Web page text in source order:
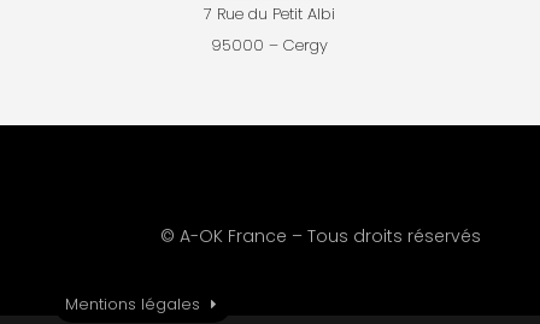
7 Rue du Petit Albi
95000 – Cergy
© A-OK France – Tous droits réservés
Mentions légales